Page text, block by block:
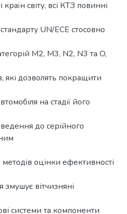
країн світу, всі КТЗ повинні
UN/ECE стосовно
M2, M3, N2, N3 та O,
які дозволять покращити
на стадії його
до серійного
оцінки ефективності
змушує вітчизняні
системи та компоненти